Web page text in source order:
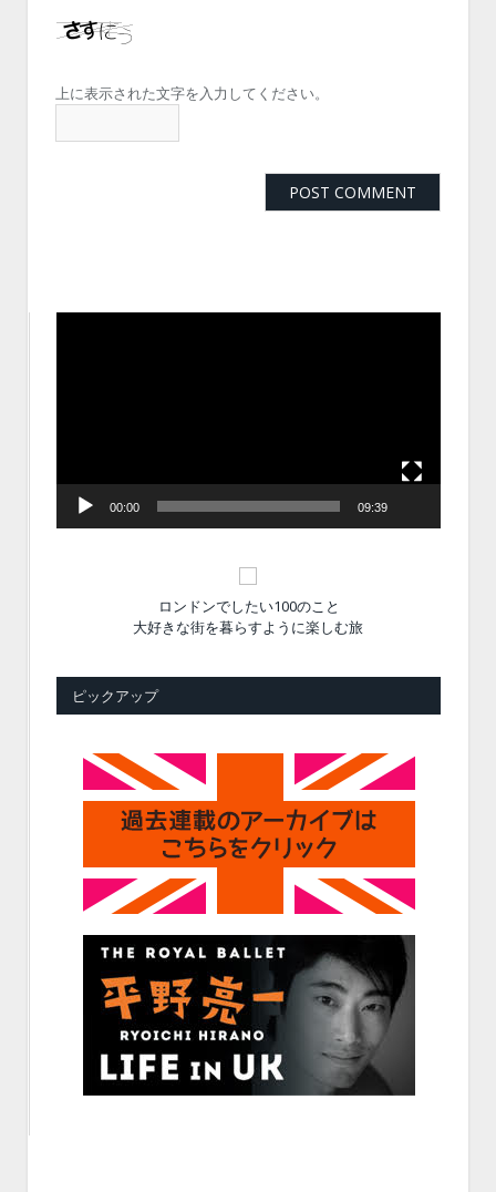
上に表示された文字を入力してください。
00:00 09:39
ロンドンでしたい100のこと
大好きな街を暮らすように楽しむ旅
ピックアップ